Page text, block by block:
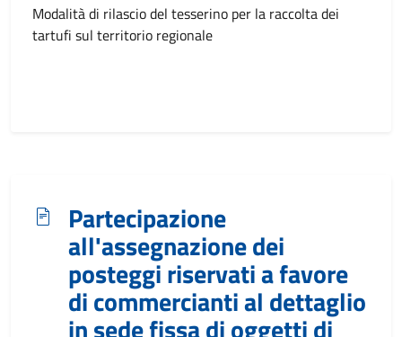
Modalità di rilascio del tesserino per la raccolta dei
tartufi sul territorio regionale
Partecipazione
all'assegnazione dei
posteggi riservati a favore
di commercianti al dettaglio